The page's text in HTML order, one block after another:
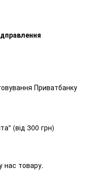
Приватбанку
(від 300 грн)
нас товару.